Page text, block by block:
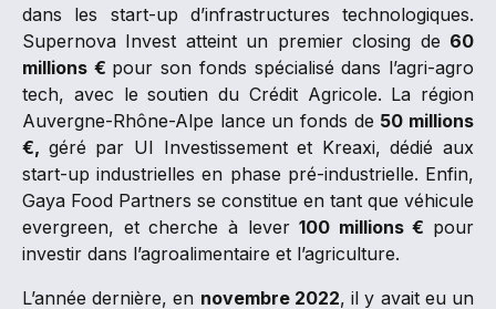
dans les start-up d’infrastructures technologiques.
Supernova Invest atteint un premier closing de 60
millions € pour son fonds spécialisé dans l’agri-agro
tech, avec le soutien du Crédit Agricole. La région
Auvergne-Rhône-Alpe lance un fonds de 50 millions
€, géré par UI Investissement et Kreaxi, dédié aux
start-up industrielles en phase pré-industrielle. Enfin,
Gaya Food Partners se constitue en tant que véhicule
evergreen, et cherche à lever100 millions € pour
investir dans l’agroalimentaire et l’agriculture.
L’année dernière, en novembre 2022, il y avait eu un